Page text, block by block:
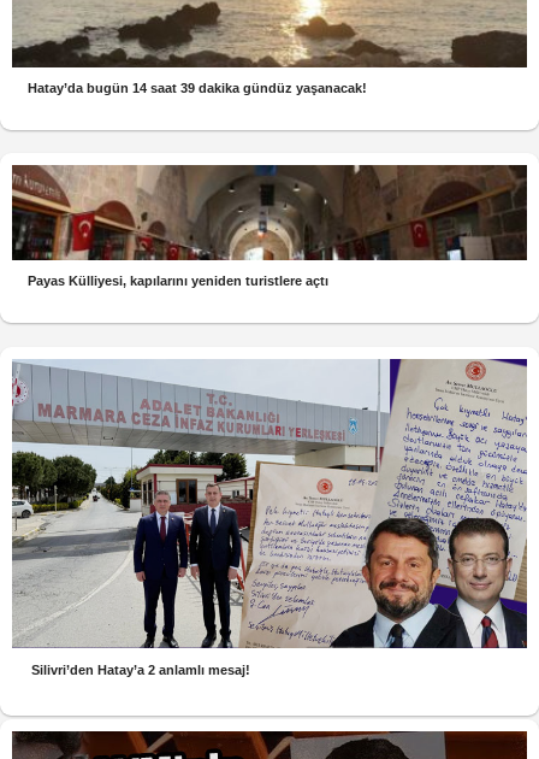
Hatay’da bugün 14 saat 39 dakika gündüz yaşanacak!
Payas Külliyesi, kapılarını yeniden turistlere açtı
Silivri’den Hatay’a 2 anlamlı mesaj!